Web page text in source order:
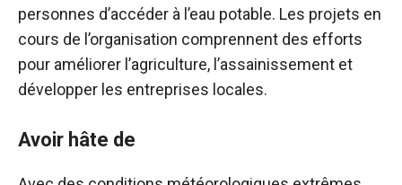
personnes d’accéder à l’eau potable. Les projets en
cours de l’organisation comprennent des efforts
pour améliorer l’agriculture, l’assainissement et
développer les entreprises locales.
Avoir hâte de